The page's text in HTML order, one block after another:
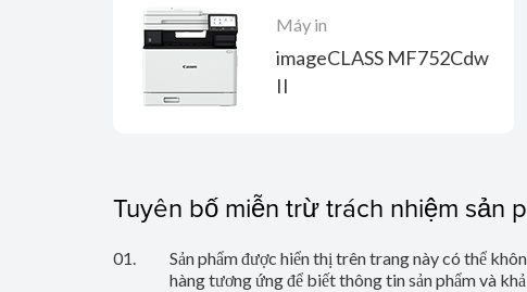
Máy in
imageCLASS MF752Cdw
II
Tuyên bố miễn trừ trách nhiệm sản
01.
Sản phẩm được hiển thị trên trang này có thể
hàng tương ứng để biết thông tin sản phẩm và